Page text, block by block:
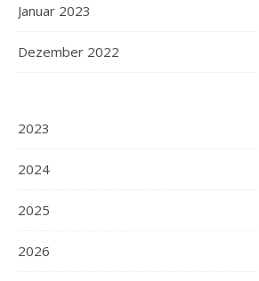
Januar 2023
Dezember 2022
2023
2024
2025
2026